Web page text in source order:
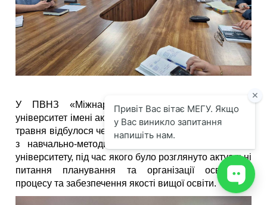
У ПВНЗ «Міжнародний економіко-гуманітарний
університет імені академіка Степана Дем’янчука» 26
травня відбулося чергове засідання постійної комісії
з навчально-методичної роботи при Вченій раді
університету, під час якого було розглянуто актуальні
питання планування та організації освітнього
процесу та забезпечення якості вищої освіти.